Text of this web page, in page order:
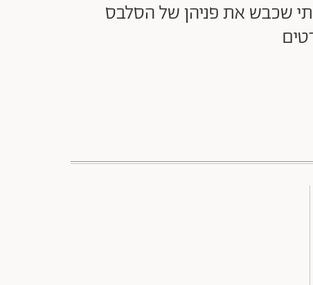
היוקרתי שכבש את פניהן של הסלבס